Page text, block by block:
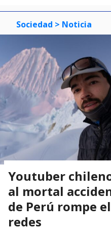
Sociedad > Noticia
Youtuber
al mortal
de Perú rompe
redes